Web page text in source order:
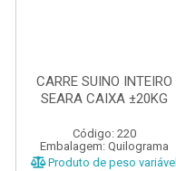
CARRE SUINO INTEIRO
SEARA CAIXA ±20KG
Código: 220
Embalagem: Quilograma
Produto de peso variável